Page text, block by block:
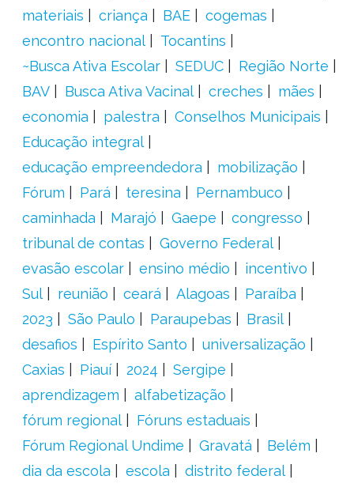
materiais
criança BAE
cogemas
encontro nacional
Tocantins
~Busca Ativa Escolar
SEDUC
Região Norte
BAV
Busca Ativa Vacinal creches
mães
economia
palestra
Conselhos Municipais
Educação integral
educação empreendedora
mobilização
Fórum
Pará teresina
Pernambuco
caminhada
Marajó Gaepe
congresso
tribunal de contas
Governo Federal
evasão escolar
ensino médio
incentivo
Sul
reunião ceará Alagoas
Paraíba
2023
São Paulo Paraupebas
Brasil
desafios
Espírito Santo
universalização
Caxias
Piauí 2024
Sergipe
aprendizagem
alfabetização
fórum regional
Fóruns estaduais
Fórum Regional Undime
Gravatá
Belém
dia da escola
escola
distrito federal